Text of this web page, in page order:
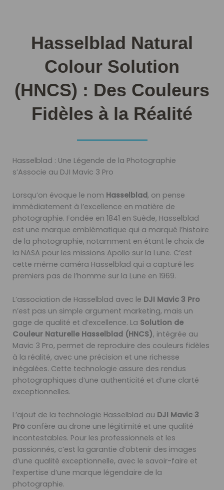
Hasselblad Natural
Colour Solution
(HNCS) : Des Couleurs
Fidèles à la Réalité
Hasselblad : Une Légende de la Photographie
s’Associe au DJI Mavic 3 Pro
Lorsqu’on évoque le nom Hasselblad, on pense
immédiatement à l’excellence en matière de
photographie. Fondée en 1841 en Suède, Hasselblad
est une marque emblématique qui a marqué l’histoire
de la photographie, notamment en étant le choix de
la NASA pour les missions Apollo sur la Lune. C’est
cette même caméra Hasselblad qui a capturé les
premiers pas de l’homme sur la Lune en 1969.
L’association de Hasselblad avec le DJI Mavic 3 Pro
n’est pas un simple argument marketing, mais un
gage de qualité et d’excellence. La Solution de
Couleur Naturelle Hasselblad (HNCS), intégrée au
Mavic 3 Pro, permet de reproduire des couleurs fidèles
à la réalité, avec une précision et une richesse
inégalées. Cette technologie assure des rendus
photographiques d’une authenticité et d’une clarté
exceptionnelles.
L’ajout de la technologie Hasselblad au DJI Mavic 3
Pro confère au drone une légitimité et une qualité
incontestables. Pour les professionnels et les
passionnés, c’est la garantie d’obtenir des images
d’une qualité exceptionnelle, avec le savoir-faire et
l’expertise d’une marque légendaire de la
photographie.